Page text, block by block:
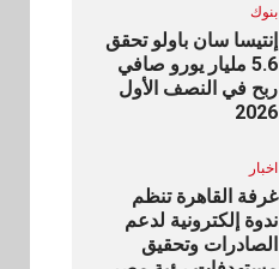
بنوك
إنتيسا سان باولو تحقق
5.6 مليار يورو صافي
ربح في النصف الأول
2026
اخبار
غرفة القاهرة تنظم
ندوة إلكترونية لدعم
الصادرات وتحقيق